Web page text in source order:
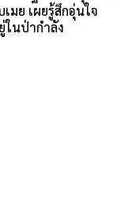
มย เผยรู้สึกอุ่นใจ
นป่ากำลัง